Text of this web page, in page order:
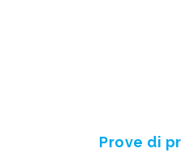
Prove di